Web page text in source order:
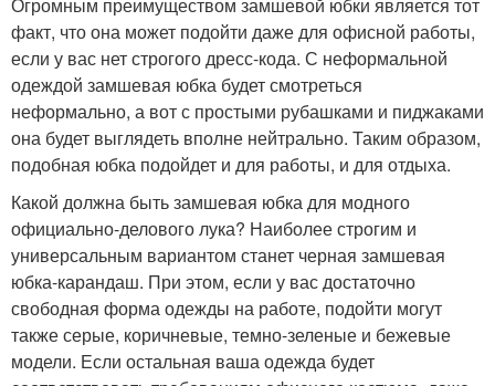
факт, что она может подойти даже для офисной работы,
если у вас нет строгого дресс-кода. С неформальной
одеждой замшевая юбка будет смотреться
неформально, а вот с простыми рубашками и пиджаками
она будет выглядеть вполне нейтрально. Таким образом,
подобная юбка подойдет и для работы, и для отдыха.
Какой должна быть замшевая юбка для модного
официально-делового лука? Наиболее строгим и
универсальным вариантом станет черная замшевая
юбка-карандаш. При этом, если у вас достаточно
свободная форма одежды на работе, подойти могут
также серые, коричневые, темно-зеленые и бежевые
модели. Если остальная ваша одежда будет